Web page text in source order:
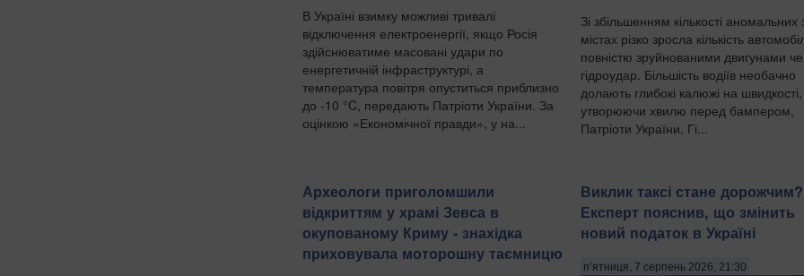
В Україні взимку можливі тривалі
відключення електроенергії, якщо Росія
здійснюватиме масовані удари по
енергетичній інфраструктурі, а
температура повітря опуститься приблизно
до -10 °C, передають Патріоти України. За
оцінкою «Економічної правди», у на...
Зі збільшенням кількості аномальних
містах різко зросла кількість
повністю зруйнованими двигунами
гідроудар. Більшість водіїв необачно
долають глибокі калюжі на швидкості,
утворюючи хвилю перед бампером,
Патріоти України. Гі...
Археологи приголомшили
відкриттям у храмі Зевса в
окупованому Криму - знахідка
приховувала моторошну таємницю
Виклик таксі стане дорожчим?
Експерт пояснив, що змінить
новий податок в Україні
п’ятниця, 7 серпень 2026, 21:30